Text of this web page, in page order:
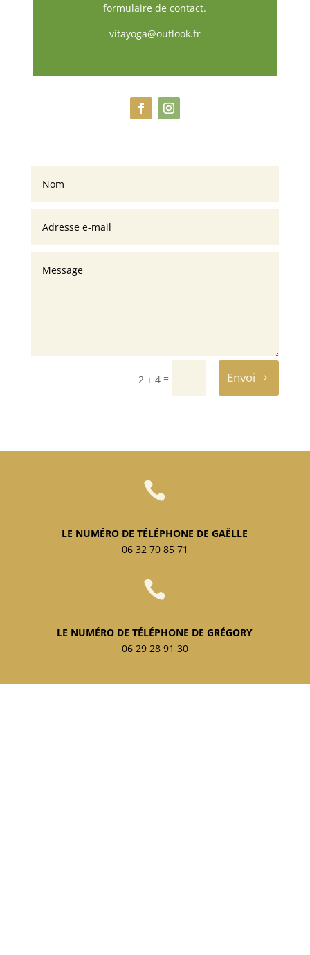
formulaire de contact.
vitayoga@outlook.fr
2 + 4 = Envoi

LE NUMÉRO DE TÉLÉPHONE DE GAËLLE
06 32 70 85 71

LE NUMÉRO DE TÉLÉPHONE DE GRÉGORY
06 29 28 91 30